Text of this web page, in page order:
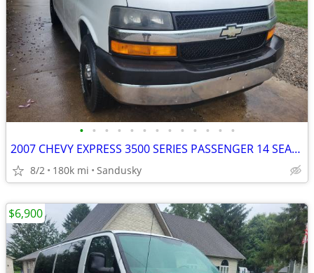
• • • • • • • • • • • • •
2007 CHEVY EXPRESS 3500 SERIES PASSENGER 14 SEATER VAN
8/2 180k mi Sandusky
$6,900